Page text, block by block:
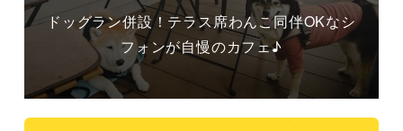
ドッグラン併設！テラス席わんこ同伴OKなシ
フォンが自慢のカフェ♪